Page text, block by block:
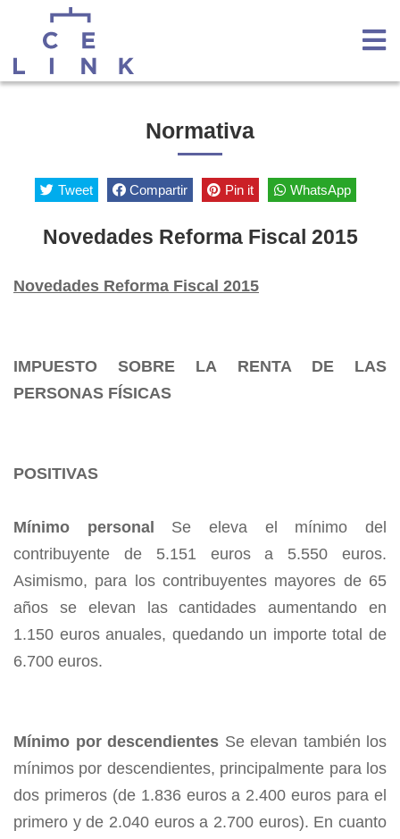
Normativa
Tweet Compartir Pin it WhatsApp
Novedades Reforma Fiscal 2015
Novedades Reforma Fiscal 2015
IMPUESTO SOBRE LA RENTA DE LAS
PERSONAS FÍSICAS
POSITIVAS
Mínimo personal
Se eleva el mínimo del
contribuyente de 5.151 euros a 5.550 euros.
Asimismo, para los contribuyentes mayores de 65
años se elevan las cantidades aumentando en
1.150 euros anuales, quedando un importe total de
6.700 euros.
Mínimo por descendientes Se elevan también los
mínimos por descendientes, principalmente para los
dos primeros (de 1.836 euros a 2.400 euros para el
primero y de 2.040 euros a 2.700 euros). En cuanto